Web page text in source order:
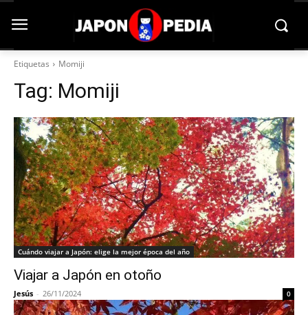
Etiquetas Momiji
Tag: Momiji
Cuándo viajar a Japón: elige la mejor época del año
Viajar a Japón en otoño
Jesús - 26/11/2024 0